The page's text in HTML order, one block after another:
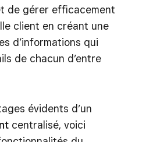
de gérer efficacement
client en créant une
d’informations qui
de chacun d’entre
évidents d’un
centralisé, voici